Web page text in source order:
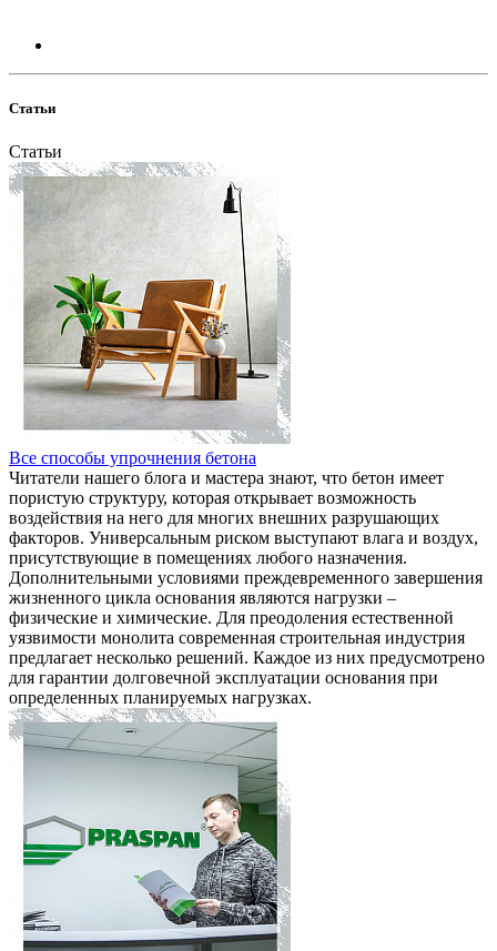
Статьи
Статьи
Все способы упрочнения бетона
Читатели нашего блога и мастера знают, что бетон имеет
пористую структуру, которая открывает возможность
воздействия на него для многих внешних разрушающих
факторов. Универсальным риском выступают влага и воздух,
присутствующие в помещениях любого назначения.
Дополнительными условиями преждевременного завершения
жизненного цикла основания являются нагрузки –
физические и химические. Для преодоления естественной
уязвимости монолита современная строительная индустрия
предлагает несколько решений. Каждое из них предусмотрено
для гарантии долговечной эксплуатации основания при
определенных планируемых нагрузках.